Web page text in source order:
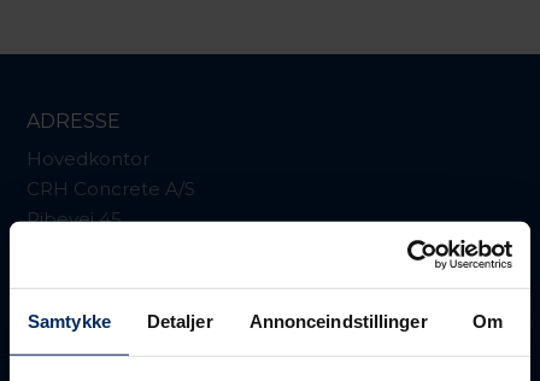
Samtykke Detaljer Annonceindstillinger Om
ADRESSE
Hovedkontor
CRH Concrete A/S
Ribevej 45